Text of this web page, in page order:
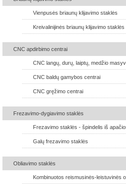
Vienpusės briaunų klijavimo staklės
Kreivalinijinės briaunų klijavimo staklės
CNC apdirbimo centrai
CNC langų, durų, laiptų, medžio
CNC baldų gamybos centrai
CNC gręžimo centrai
Frezavimo-dygiavimo staklės
Frezavimo staklės - špindelis iš
Galų frezavimo staklės
Obliavimo staklės
Kombinuotos reismusinės-leistuvinės